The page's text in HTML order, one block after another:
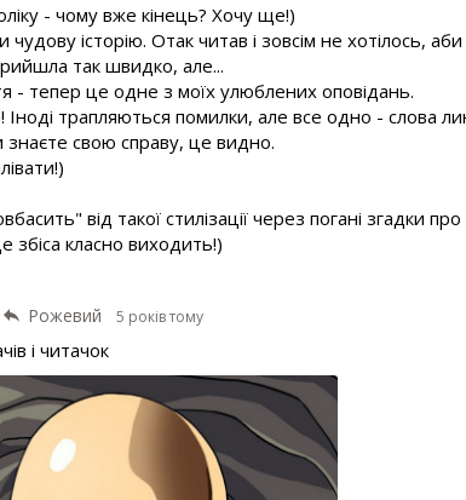
- чому вже кінець? Хочу ще!)
історію. Отак читав і зовсім не хотілось,
так швидко, але...
- тепер це одне з моїх улюблених оповідань.
Іноді трапляються помилки, але все одно - слова
свою справу, це видно.
від такої стилізації через погані згадки
збіса класно виходить!)
Рожевий 5 років тому
і читачок